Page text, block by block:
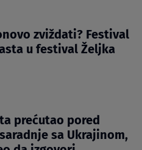
zviždati? Festival
u festival Željka
prećutao pored
sa Ukrajinom,